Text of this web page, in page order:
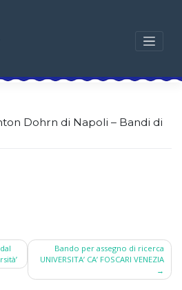
Dohrn di Napoli – Bandi di
Bando per assegno di ricerca
UNIVERSITA’ CA’ FOSCARI VENEZIA